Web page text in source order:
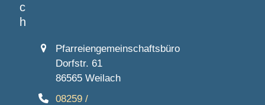
c
h
Pfarreiengemeinschaftsbüro
Dorfstr. 61
86565 Weilach
08259 /